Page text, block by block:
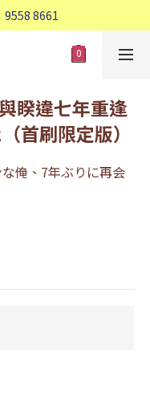
9558 8661
9558 8661
，🚚免運費❤️
睽違七年重逢
首刷限定版）
俺、7年ぶりに再会